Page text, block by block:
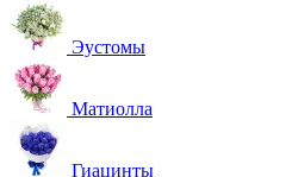
Эустомы
Матиолла
Гиацинты